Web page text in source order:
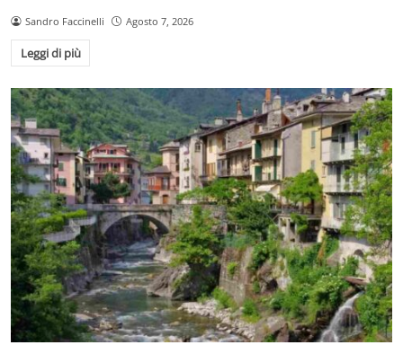
Sandro Faccinelli Agosto 7, 2026
Leggi di più